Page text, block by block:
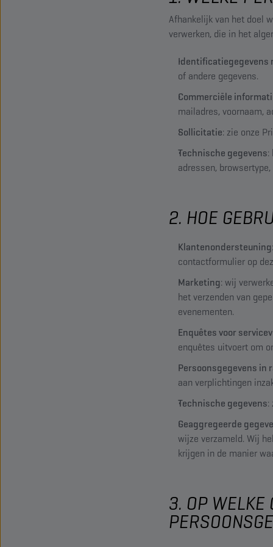
Afhankelijk van het doel
verwerken, die in het
Identificatiegegevens
of andere gegevens.
Commerciële
mailadres, voornaam,
Sollicitatie: zie onze
Technische gegevens:
adressen,
2. HOE
Klantenondersteuning
contactformulier op
Marketing: wij
het verzenden van
evenementen.
Enquêtes voor
enquêtes uitvoert om
Persoonsgegevens in
aan verplichtingen
Technische gegevens:
Geaggregeerde
wijze verzameld. Wij
krijgen in de manier
3. OP WELKE